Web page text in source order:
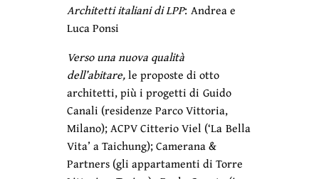
Architetti italiani di LPP: Andrea e
Luca Ponsi
Verso una nuova qualità
dell’abitare,le proposte di otto
architetti, più i progetti di Guido
Canali (residenze Parco Vittoria,
Milano); ACPV Citterio Viel (‘La Bella
Vita’ a Taichung); Camerana &
Partners (gli appartamenti di Torre